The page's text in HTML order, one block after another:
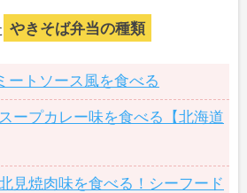
やきそば弁当の種類
ートソース風を食べる
ープカレー味を食べる【北海道
見焼肉味を食べる！シーフード